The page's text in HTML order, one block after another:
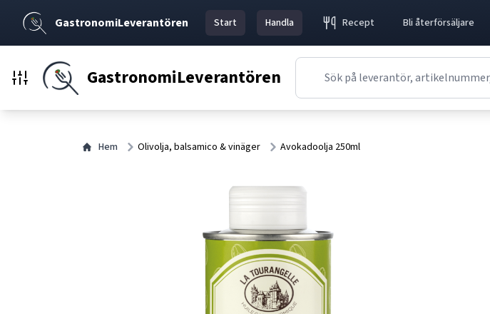
GastronomiLeverantören Start Handla Recept Bli återförsäljare
GastronomiLeverantören
Hem Olivolja, balsamico & vinäger Avokadoolja 250ml